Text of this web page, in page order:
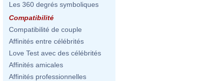
Les 360 degrés symboliques
Compatibilité
Compatibilité de couple
Affinités entre célébrités
Love Test avec des célébrités
Affinités amicales
Affinités professionnelles